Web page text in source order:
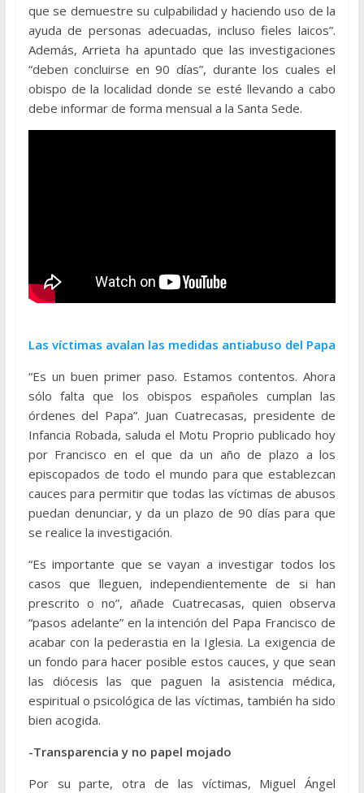
que se demuestre su culpabilidad y haciendo uso de la
ayuda de personas adecuadas, incluso fieles laicos”.
Además, Arrieta ha apuntado que las investigaciones
“deben concluirse en 90 días”, durante los cuales el
obispo de la localidad donde se esté llevando a cabo
debe informar de forma mensual a la Santa Sede.
Las víctimas avalan las medidas antiabuso del Papa
“Es un buen primer paso. Estamos contentos. Ahora
sólo falta que los obispos españoles cumplan las
órdenes del Papa”. Juan Cuatrecasas, presidente de
Infancia Robada, saluda el Motu Proprio publicado hoy
por Francisco en el que da un año de plazo a los
episcopados de todo el mundo para que establezcan
cauces para permitir que todas las víctimas de abusos
puedan denunciar, y da un plazo de 90 días para que
se realice la investigación.
“Es importante que se vayan a investigar todos los
casos que lleguen, independientemente de si han
prescrito o no”, añade Cuatrecasas, quien observa
“pasos adelante” en la intención del Papa Francisco de
acabar con la pederastia en la Iglesia. La exigencia de
un fondo para hacer posible estos cauces, y que sean
las diócesis las que paguen la asistencia médica,
espiritual o psicológica de las víctimas, también ha sido
bien acogida.
-Transparencia y no papel mojado
Por su parte, otra de las víctimas, Miguel Ángel